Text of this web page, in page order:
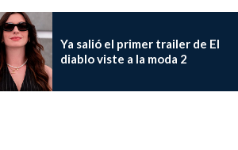
Ya salió el primer trailer de El
diablo viste a la moda 2